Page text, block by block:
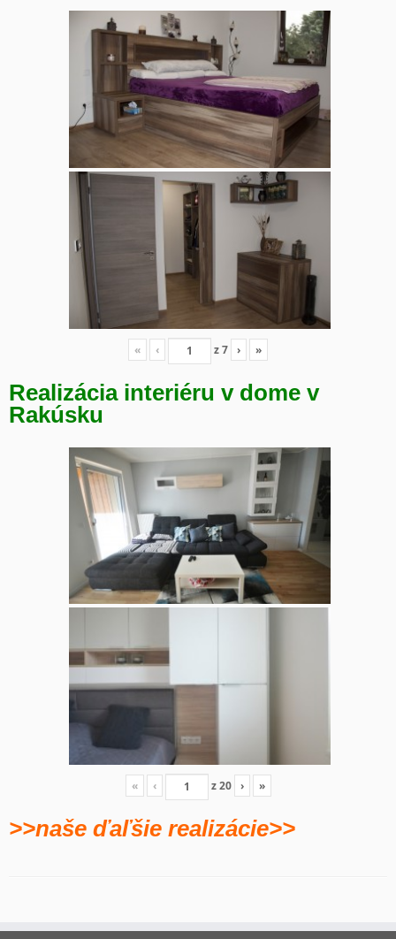
« ‹ z7 › »
Realizácia interiéru v dome v
Rakúsku
« ‹ z20 › »
>>naše ďaľšie realizácie>>